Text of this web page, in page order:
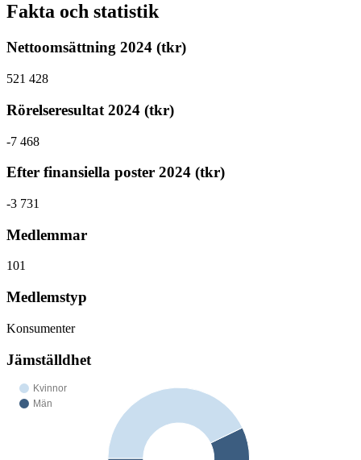
Fakta och statistik
Nettoomsättning 2024 (tkr)
521 428
Rörelseresultat 2024 (tkr)
-7 468
Efter finansiella poster 2024 (tkr)
-3 731
Medlemmar
101
Medlemstyp
Konsumenter
Jämställdhet